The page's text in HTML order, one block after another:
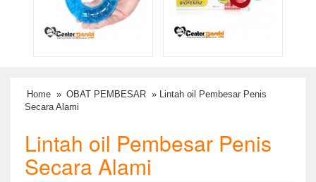
Home » OBAT PEMBESAR » Lintah oil Pembesar Penis
Secara Alami
Lintah oil Pembesar Penis
Secara Alami